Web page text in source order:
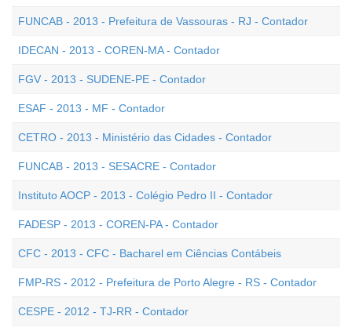
FUNCAB - 2013 - Prefeitura de Vassouras - RJ - Contador
IDECAN - 2013 - COREN-MA - Contador
FGV - 2013 - SUDENE-PE - Contador
ESAF - 2013 - MF - Contador
CETRO - 2013 - Ministério das Cidades - Contador
FUNCAB - 2013 - SESACRE - Contador
Instituto AOCP - 2013 - Colégio Pedro II - Contador
FADESP - 2013 - COREN-PA - Contador
CFC - 2013 - CFC - Bacharel em Ciências Contábeis
FMP-RS - 2012 - Prefeitura de Porto Alegre - RS - Contador
CESPE - 2012 - TJ-RR - Contador